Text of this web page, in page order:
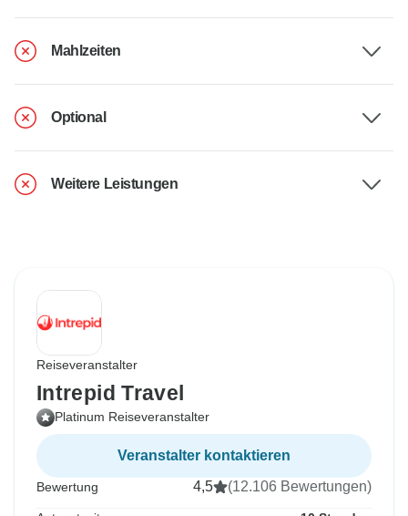
Mahlzeiten
Optional
Weitere Leistungen
Reiseveranstalter
Intrepid Travel
Platinum Reiseveranstalter
Veranstalter kontaktieren
Bewertung 4,5 (12.106 Bewertungen)